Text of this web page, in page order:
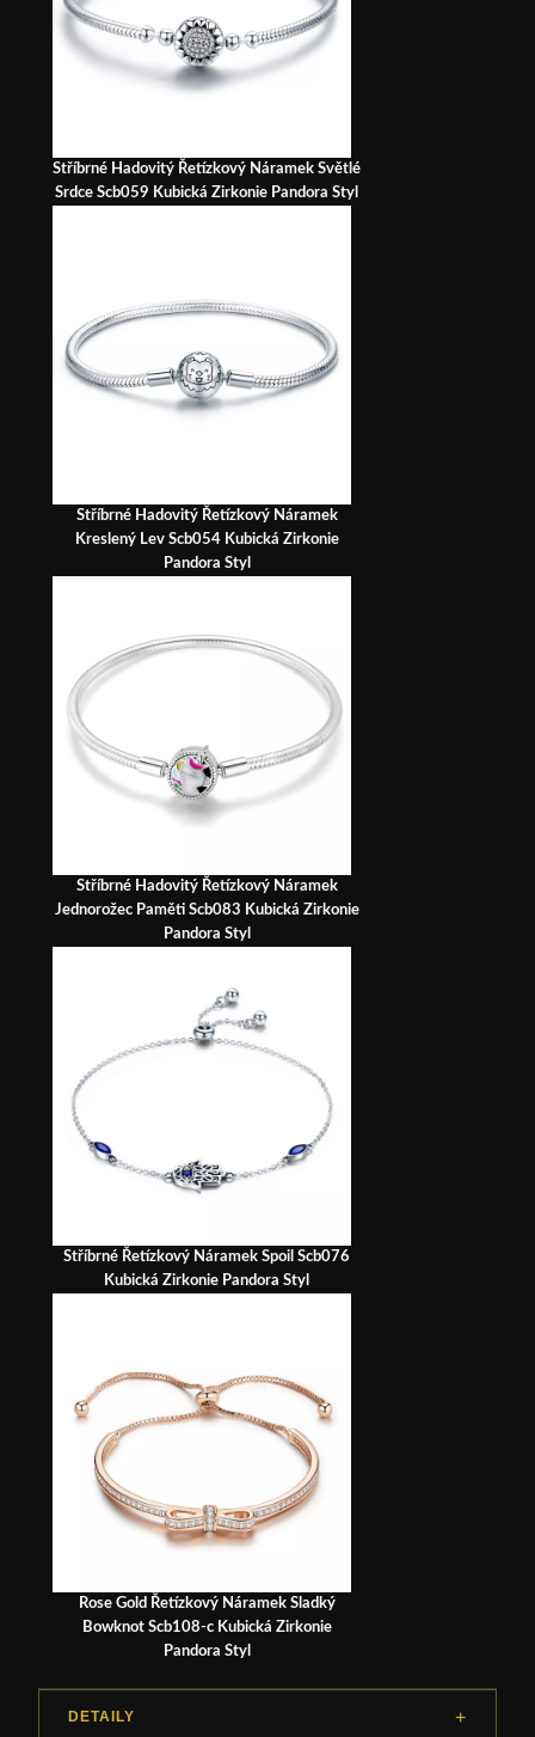
Stříbrné Hadovitý Řetízkový Náramek Světlé
Srdce Scb059 Kubická Zirkonie Pandora Styl
Stříbrné Hadovitý Řetízkový Náramek
Kreslený Lev Scb054 Kubická Zirkonie
Pandora Styl
Stříbrné Hadovitý Řetízkový Náramek
Jednorožec Paměti Scb083 Kubická Zirkonie
Pandora Styl
Stříbrné Řetízkový Náramek Spoil Scb076
Kubická Zirkonie Pandora Styl
Rose Gold Řetízkový Náramek Sladký
Bowknot Scb108-c Kubická Zirkonie
Pandora Styl
DETAILY